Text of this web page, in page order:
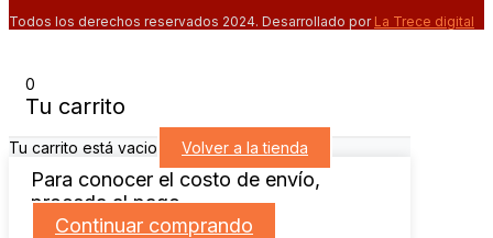
Todos los derechos reservados 2024. Desarrollado por La Trece digital
0
Tu carrito
Tu carrito está vacio Volver a la tienda
Para conocer el costo de envío,
proceda al pago.
Continuar comprando